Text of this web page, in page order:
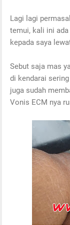
Lagi lagi
temui, kali ini
kepada saya
Sebut saja mas
di kendarai
juga sudah
Vonis ECM nya